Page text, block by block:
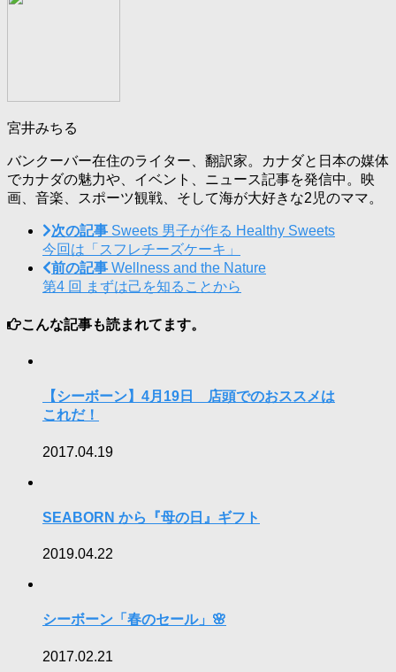
宮井みちる
バンクーバー在住のライター、翻訳家。カナダと日本の媒体
でカナダの魅力や、イベント、ニュース記事を発信中。映
画、音楽、スポーツ観戦、そして海が大好きな2児のママ。
次の記事 Sweets 男子が作る Healthy Sweets
今回は「スフレチーズケーキ」
前の記事 Wellness and the Nature
第4 回 まずは己を知ることから
こんな記事も読まれてます。
【シーボーン】4月19日 店頭でのおススメは
これだ！
2017.04.19
SEABORN から『母の日』ギフト
2019.04.22
シーボーン「春のセール」🌸
2017.02.21